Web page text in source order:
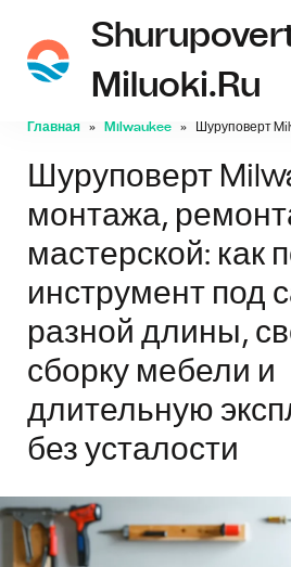
Miluoki.ru
Главная Milwaukee Шуруповерт
Шуруповерт
монтажа,
мастерской: как
инструмент под
разной длины,
сборку мебели и
длительную
без усталости